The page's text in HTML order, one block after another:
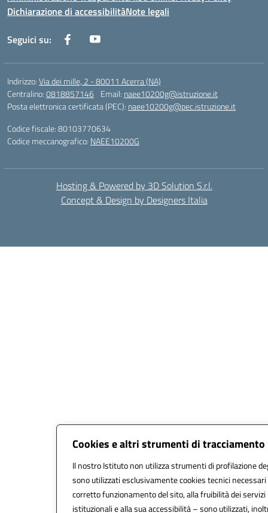
Cookies e altri strumenti di tracciamento
Il nostro Istituto non utilizza strumenti di profilazione
sono utilizzati esclusivamente cookies tecnici necessari
corretto funzionamento del sito, alla fruibilità dei servizi
istituzionali e alla sua accessibilità – sono utilizzati,
Dichiarazione di accessibilitàNote legali
Seguici su:
Indirizzo:Via dei mille, 2 - 80011 Acerra (NA)
Centralino:0818857146 Email: naee10200g@istruzione.it
Posta elettronica certificata (PEC): naee10200g@pec.istruzione.it
Codice fiscale: 80103770634
Codice meccanografico: NAEE10200G
Hosting & Powered by 3D Solution S.r.l.
Concept & Design by Designers Italia